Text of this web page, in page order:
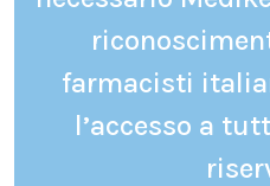
farmacisti
l’accesso a